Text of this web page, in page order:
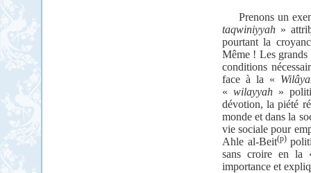
Prenons un
taqwiniyyah »
pourtant la
Même ! Les grands
conditions
face à la «
« wilayyah »
dévotion, la piété
monde et dans la
vie sociale pour
Ahle al-Beit(p)
sans croire en
importance et